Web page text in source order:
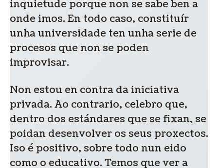
inquietude porque non se sabe ben a
onde imos. En todo caso, constituír
unha universidade ten unha serie de
procesos que non se poden
improvisar.
Non estou en contra da iniciativa
privada. Ao contrario, celebro que,
dentro dos estándares que se fixan, se
poidan desenvolver os seus proxectos.
Iso é positivo, sobre todo nun eido
como o educativo. Temos que ver a